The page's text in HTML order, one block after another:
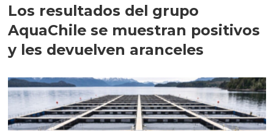
Los resultados del grupo
AquaChile se muestran positivos
y les devuelven aranceles